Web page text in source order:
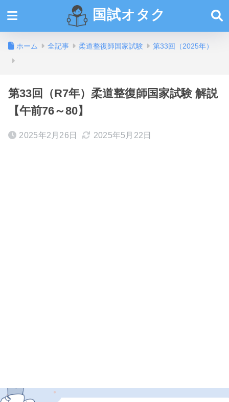
国試オタク
ホーム 全記事 柔道整復師国家試験 第33回（2025年）
第33回（R7年）柔道整復師国家試験 解説
【午前76～80】
2025年2月26日 2025年5月22日